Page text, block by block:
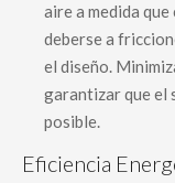
aire a medida
deberse a
el diseño.
garantizar que el
posible.
Eficiencia